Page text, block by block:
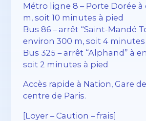
Métro ligne 8 – Porte Dorée
m, soit 10 minutes à pied
Bus 86 – arrêt “Saint-Mandé
environ 300 m, soit 4 minutes
Bus 325 – arrêt “Alphand” à
soit 2 minutes à pied
Accès rapide à Nation, Gare
centre de Paris.
[Loyer – Caution – frais]